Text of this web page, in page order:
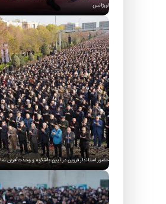
اورژانس
حضور استاندار قزوین در آیین باشکوه و وحدت‌آفرین